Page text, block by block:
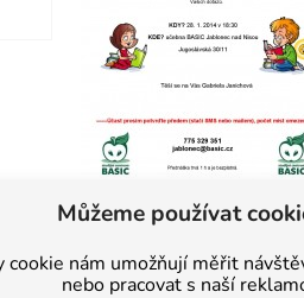
Můžeme používat
cookie nám umožňují měřit
nebo pracovat s naší